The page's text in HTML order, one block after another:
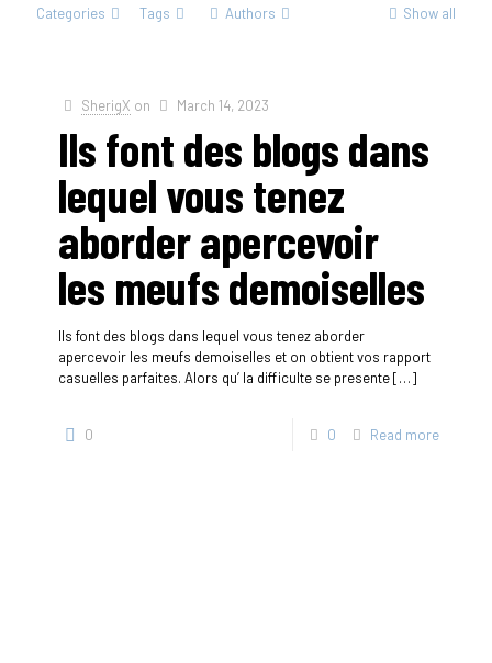
Categories Tags Authors Show all
SherigX on March 14, 2023
Ils font des blogs dans
lequel vous tenez
aborder apercevoir
les meufs demoiselles
Ils font des blogs dans lequel vous tenez aborder
apercevoir les meufs demoiselles et on obtient vos rapport
casuelles parfaites. Alors qu’ la difficulte se presente[…]
0 0 Read more